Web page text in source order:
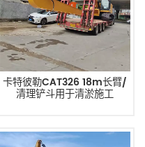
卡特彼勒CAT326 18m长臂/
清理铲斗用于清淤施工